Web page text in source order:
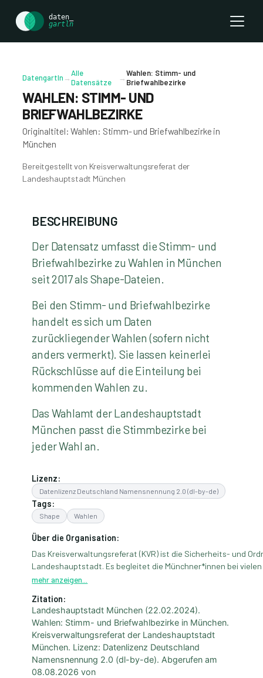
Datengartln →Alle
Datensätze
→ Wahlen: Stimm- und
Briefwahlbezirke
WAHLEN: STIMM- UND
BRIEFWAHLBEZIRKE
Originaltitel: Wahlen: Stimm- und Briefwahlbezirke in
München
Bereitgestellt von Kreisverwaltungsreferat der
Landeshauptstadt München
BESCHREIBUNG
Der Datensatz umfasst die Stimm- und
Briefwahlbezirke zu Wahlen in München
seit 2017 als Shape-Dateien.
Bei den Stimm- und Briefwahlbezirke
handelt es sich um Daten
zurückliegender Wahlen (sofern nicht
anders vermerkt). Sie lassen keinerlei
Rückschlüsse auf die Einteilung bei
kommenden Wahlen zu.
Das Wahlamt der Landeshauptstadt
München passt die Stimmbezirke bei
jeder Wahl an.
Lizenz:
Datenlizenz Deutschland Namensnennung 2.0 (dl-by-de)
Tags:
Shape Wahlen
Über die Organisation:
Das Kreisverwaltungsreferat (KVR) ist die Sicherheits- und
Landeshauptstadt. Es begleitet die Münchner*innen bei
Angelegenheiten des Lebens. Mehr Informationen: [muenchen.de/kvr]
Peter Fröhlich, CC BY-SA 4.0 via [Wikimedia Commons ]
(https://commons.wikimedia.org/wiki/
mehr anzeigen...
Zitation:
Landeshauptstadt München (22.02.2024).
Wahlen: Stimm- und Briefwahlbezirke in München.
Kreisverwaltungsreferat der Landeshauptstadt
München. Lizenz: Datenlizenz Deutschland
Namensnennung 2.0 (dl-by-de). Abgerufen am
08.08.2026 von